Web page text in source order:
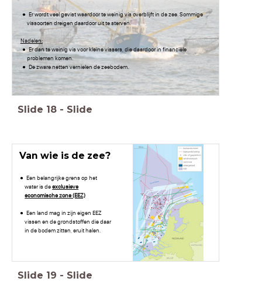
Er wordt veel gevist waardoor te weinig vis overblijft in de zee. Sommige
vissoorten dreigen daardoor uit te sterven.
Nadelen:
Er dan te weinig vis voor kleine vissers, die daardoor in financiële
problemen komen.
De zware netten vernielen de zeebodem.
Slide 18 - Slide
Van wie is de zee?
Een belangrijke grens op het
water is deexclusieve
economische zone (EEZ)
Een land mag in zijn eigen EEZ
vissen en de grondstoffen die daar
in de bodem zitten, eruit halen.
Slide 19 - Slide